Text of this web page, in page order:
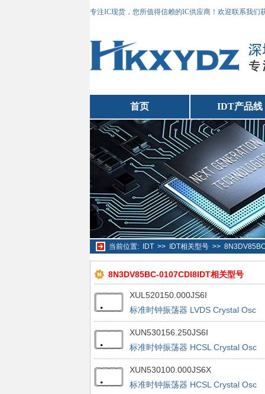
专注IC现货，您所值得信赖的IC供应商！欢迎联系我们
首页 IDT产品线
当前位置: IDT>> IDT相关型号>>
8N3DV85BC-0107CDI8IDT相关型号
XUL520150.000JS6I
标准时钟振荡器 LVDS Crystal Osc
100ppm 2.5V 150Mhz
XUN530156.250JS6I
标准时钟振荡器 HCSL Crystal Osc
100ppm 3.3 156.25Mhz
XUN530100.000JS6X
标准时钟振荡器 HCSL Crystal Osc